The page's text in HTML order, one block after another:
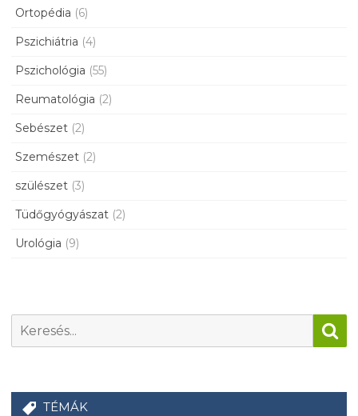
Ortopédia (6)
Pszichiátria (4)
Pszichológia (55)
Reumatológia (2)
Sebészet (2)
Szemészet (2)
szülészet (3)
Tüdőgyógyászat (2)
Urológia (9)
TÉMÁK